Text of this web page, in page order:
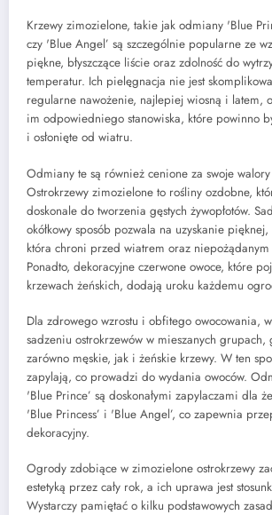
Krzewy zimozielone, takie jak odmiany 'Blue
czy 'Blue Angel’ są szczególnie popularne ze
piękne, błyszczące liście oraz zdolność do
temperatur. Ich pielęgnacja nie jest
regularne nawożenie, najlepiej wiosną i latem,
im odpowiedniego stanowiska, które powinno
i osłonięte od wiatru.
Odmiany te są również cenione za swoje
Ostrokrzewy zimozielone to rośliny ozdobne,
doskonale do tworzenia gęstych żywopłotów.
okółkowy sposób pozwala na uzyskanie
która chroni przed wiatrem oraz
Ponadto, dekoracyjne czerwone owoce, które
krzewach żeńskich, dodają uroku każdemu
Dla zdrowego wzrostu i obfitego owocowania,
sadzeniu ostrokrzewów w mieszanych
zarówno męskie, jak i żeńskie krzewy. W ten
zapylają, co prowadzi do wydania owoców.
'Blue Prince’ są doskonałymi zapylaczami dla
'Blue Princess’ i 'Blue Angel’, co zapewnia
dekoracyjny.
Ogrody zdobiące w zimozielone ostrokrzewy
estetyką przez cały rok, a ich uprawa jest
Wystarczy pamiętać o kilku podstawowych